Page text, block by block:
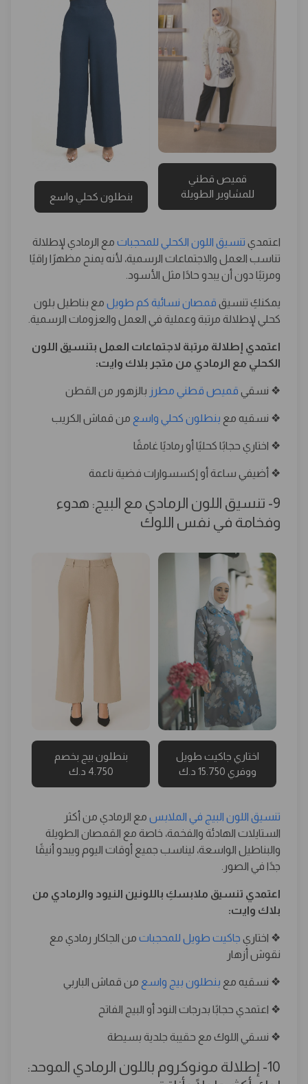
قميص قطني
للمشاوير الطويلة
بنطلون كحلي واسع
اعتمدي تنسيق اللون الكحلي للمحجبات مع الرمادي لإطلالة
تناسب العمل والاجتماعات الرسمية، لأنه يمنح مظهرًا راقيًا
ومرتبًا دون أن يبدو حادًا مثل الأسود.
يمكنكِ تنسيق قمصان نسائية كم طويل مع بناطيل بلون
كحلي لإطلالة مرتبة وعملية في العمل والعزومات الرسمية.
اعتمدي إطلالة مرتبة لاجتماعات العمل بتنسيق اللون
الكحلي مع الرمادي من متجر بلاك وايت:
❖ نسقي قميص قطني مطرز بالزهور من القطن
❖ نسقيه مع بنطلون كحلي واسع من قماش الكريب
❖ اختاري حجابًا كحليًا أو رماديًا غامقًا
❖ أضيفي ساعة أو إكسسوارات فضية ناعمة
9- تنسيق اللون الرمادي مع البيج: هدوء
وفخامة في نفس اللوك
اختاري جاكيت طويل
ووفري 15.750 د.ك
بنطلون بيج بخصم
4.750 د.ك
تنسيق اللون البيج في الملابس مع الرمادي من أكثر
الستايلات الهادئة والفخمة، خاصة مع القمصان الطويلة
والبناطيل الواسعة، ليناسب جميع أوقات اليوم ويبدو أنيقًا
جدًا في الصور.
اعتمدي تنسيق ملابسكِ باللونين النيود والرمادي من
بلاك وايت:
❖ اختاري جاكيت طويل للمحجبات من الجاكار رمادي مع
نقوش أزهار
❖ نسقيه مع بنطلون بيج واسع من قماش الباربي
❖ اعتمدي حجابًا بدرجات النود أو البيج الفاتح
❖ نسقي اللوك مع حقيبة جلدية بسيطة
10- إطلالة مونوكروم باللون الرمادي الموحد: